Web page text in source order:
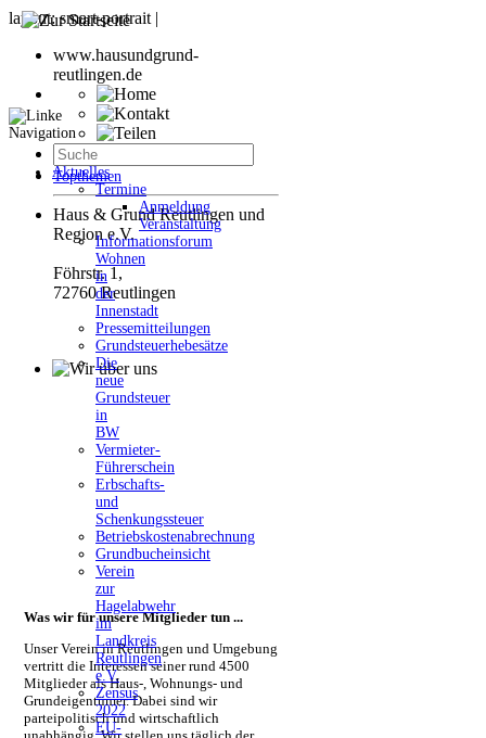
www.hausundgrund-
reutlingen.de
Topthemen
Haus & Grund Reutlingen und
Region e.V.
Föhrstr. 1,
72760 Reutlingen
Aktuelles
Termine
Anmeldung
Veranstaltung
Informationsforum
Wohnen
in
der
Innenstadt
Pressemitteilungen
Grundsteuerhebesätze
Die
neue
Grundsteuer
in
BW
Vermieter-
Führerschein
Erbschafts-
und
Schenkungssteuer
Betriebskostenabrechnung
Grundbucheinsicht
Verein
zur
Hagelabwehr
im
Landkreis
Reutlingen
e.V.
Zensus
2022
EU-
Was wir für unsere Mitglieder tun ...
Unser Verein in Reutlingen und Umgebung
vertritt die Interessen seiner rund 4500
Mitglieder als Haus-, Wohnungs- und
Grundeigentümer. Dabei sind wir
parteipolitisch und wirtschaftlich